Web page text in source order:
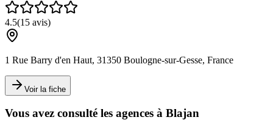
4.5(15 avis)
1 Rue Barry d'en Haut, 31350 Boulogne-sur-Gesse, France
Voir la fiche
Vous avez consulté les agences à Blajan